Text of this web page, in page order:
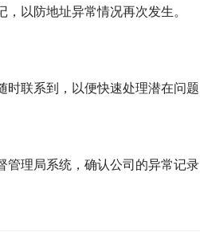
以防地址异常情况再次发生。
联系到，以便快速处理潜在问题
理局系统，确认公司的异常记录